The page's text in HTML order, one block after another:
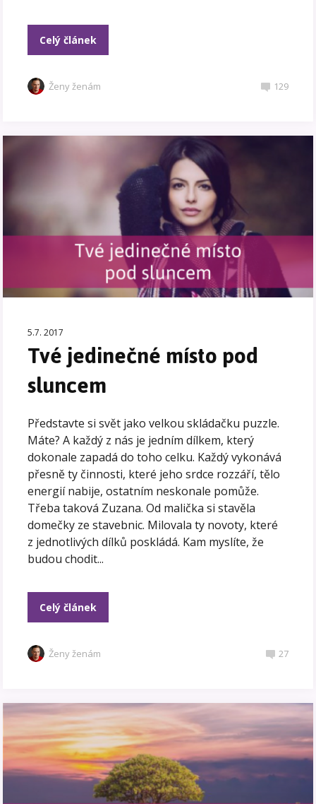
Celý článek
Ženy ženám 129
5.7. 2017
Tvé jedinečné místo pod
sluncem
Představte si svět jako velkou skládačku puzzle.
Máte? A každý z nás je jedním dílkem, který
dokonale zapadá do toho celku. Každý vykonává
přesně ty činnosti, které jeho srdce rozzáří, tělo
energií nabije, ostatním neskonale pomůže.
Třeba taková Zuzana. Od malička si stavěla
domečky ze stavebnic. Milovala ty novoty, které
z jednotlivých dílků poskládá. Kam myslíte, že
budou chodit...
Celý článek
Ženy ženám 27